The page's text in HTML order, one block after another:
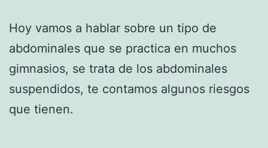
Hoy vamos a hablar sobre un tipo de
abdominales que se practica en muchos
gimnasios, se trata de los abdominales
suspendidos, te contamos algunos riesgos
que tienen.